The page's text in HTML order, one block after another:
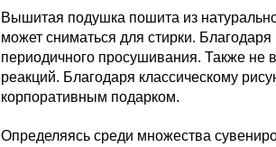
Вышитая подушка пошита из
может сниматься для стирки.
периодичного просушивания. Также не
реакций. Благодаря классическому
корпоративным подарком.
Определяясь среди множества